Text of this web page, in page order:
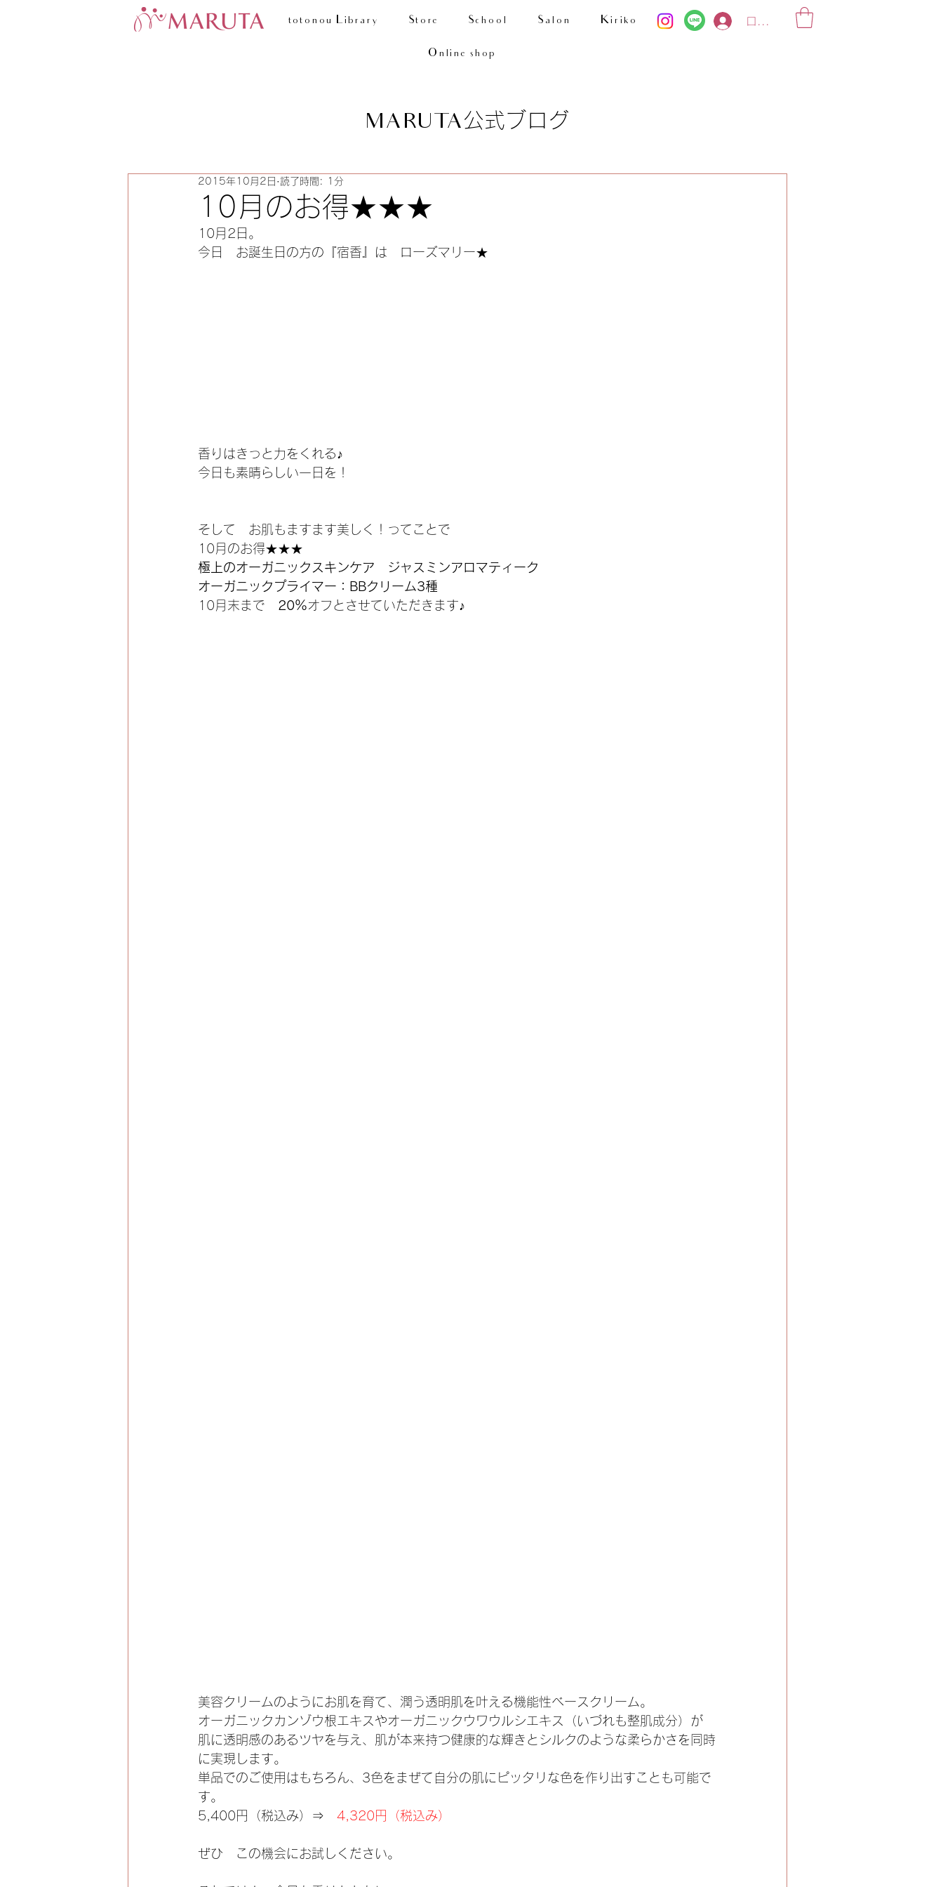
totonou Library Store School Salon Kiriko
Online shop
ログイン
MARUTA公式ブログ
10月のお得★★★
2015年10月2日 読了時間: 1分
10月2日。
今日　お誕生日の方の『宿香』は　ローズマリー★
香りはきっと力をくれる♪
今日も素晴らしい一日を！
そして　お肌もますます美しく！ってことで
10月のお得★★★
極上のオーガニックスキンケア　ジャスミンアロマティーク
オーガニックプライマー：BBクリーム3種
10月末まで
20％オフとさせていただきます♪
美容クリームのようにお肌を育て、潤う透明肌を叶える機能性ベースクリーム。
オーガニックカンゾウ根エキスやオーガニックウワウルシエキス（いづれも整肌成分）が
肌に透明感のあるツヤを与え、肌が本来持つ健康的な輝きとシルクのような柔らかさを同時
に実現します。
単品でのご使用はもちろん、3色をまぜて自分の肌にピッタリな色を作り出すことも可能で
す。
5,400円（税込み）⇒ 4,320円（税込み）
ぜひ　この機会にお試しください。